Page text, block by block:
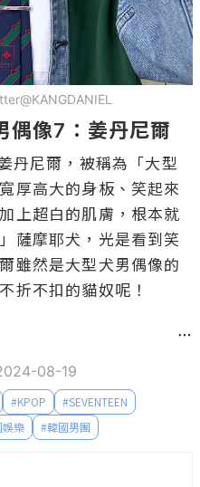
偶像7：姜丹尼爾
丹尼爾，被稱為「大型
厚高大的身板、笑起來
上超白的肌膚，根本就
薩摩耶犬，光是看到笑
雖然是大型犬男偶像的
折不扣的貓奴呢！
08-19
#KPOP #SEVENTEEN
娛樂 #韓國男團